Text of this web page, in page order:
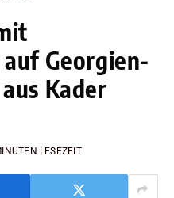
Georgien-
Kader
LESEZEIT